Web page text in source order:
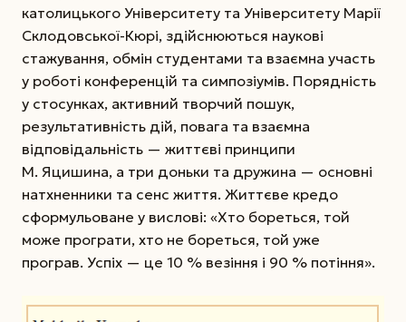
католицького Університету та Університету Марії
Склодовської-Кюрі, здійснюються наукові
стажування, обмін студентами та взаємна участь
у роботі конференцій та симпозіумів. Порядність
у стосунках, активний творчий пошук,
результативність дій, повага та взаємна
відповідальність — життєві принципи
М. Яцишина, а три доньки та дружина — основні
натхненники та сенс життя. Життєве кредо
сформульоване у вислові: «Хто бореться, той
може програти, хто не бореться, той уже
програв. Успіх — це 10 % везіння і 90 % потіння».